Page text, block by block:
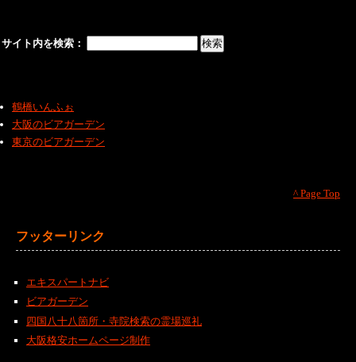
サイト内を検索：
鶴橋いんふぉ
大阪のビアガーデン
東京のビアガーデン
^ Page Top
フッターリンク
エキスパートナビ
ビアガーデン
四国八十八箇所・寺院検索の霊場巡礼
大阪格安ホームページ制作